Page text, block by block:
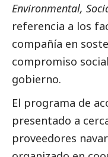
Environmental,
referencia a los
compañía en
compromiso social
gobierno.
El programa de
presentado a
proveedores